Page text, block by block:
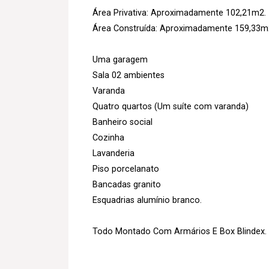
Área Privativa: Aproximadamente 102,21m2.
Área Construída: Aproximadamente
Uma garagem
Sala 02 ambientes
Varanda
Quatro quartos (Um suíte com varanda)
Banheiro social
Cozinha
Lavanderia
Piso porcelanato
Bancadas granito
Esquadrias alumínio branco.
Todo Montado Com Armários E Box Blindex.